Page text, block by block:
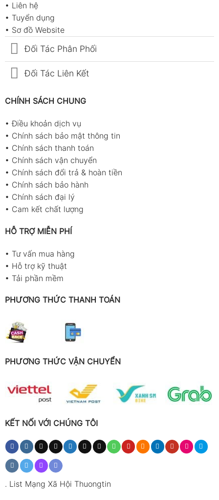
• Liên hệ
• Tuyển dụng
• Sơ đồ Website
Đối Tác Phân Phối
Đối Tác Liên Kết
CHÍNH SÁCH CHUNG
•Điều khoản dịch vụ
• Chính sách bảo mật thông tin
• Chính sách thanh toán
• Chính sách vận chuyển
• Chính sách đổi trả & hoàn tiền
• Chính sách bảo hành
• Chính sách đại lý
• Cam kết chất lượng
HỖ TRỢ MIỄN PHÍ
• Tư vấn mua hàng
• Hỗ trợ kỹ thuật
• Tải phần mềm
PHƯƠNG THỨC THANH TOÁN
PHƯƠNG THỨC VẬN CHUYỂN
KẾT NỐI VỚI CHÚNG TÔI
. List Mạng Xã Hội Thuongtin